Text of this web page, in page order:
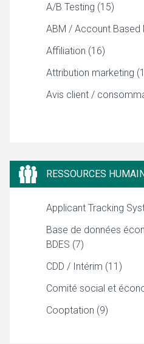
A/B Testing (15)
ABM / Account Based
Affiliation (16)
Attribution marketing
Avis client /
RESSOURCES
Applicant Tracking
Base de données
BDES (7)
CDD / Intérim (11)
Comité social et
Cooptation (9)